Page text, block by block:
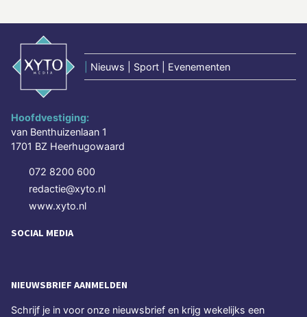
Nieuws | Sport | Evenementen
Hoofdvestiging:
van Benthuizenlaan 1
1701 BZ Heerhugowaard
072 8200 600
redactie@xyto.nl
www.xyto.nl
SOCIAL MEDIA
NIEUWSBRIEF AANMELDEN
Schrijf je in voor onze nieuwsbrief en krijg wekelijks een